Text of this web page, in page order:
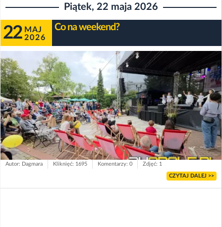
Piątek, 22 maja 2026
22 MAJ
2026
Co na weekend?
Autor: Dagmara Kliknięć: 1695 Komentarzy: 0 Zdjęć: 1
CZYTAJ DALEJ >>